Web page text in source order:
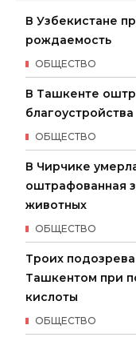
В Узбекистане
рождаемость
ОБЩЕСТВО
В Ташкенте
благоустройства
ОБЩЕСТВО
В Чирчике
оштрафованная
животных
ОБЩЕСТВО
Троих
Ташкентом при
кислоты
ОБЩЕСТВО